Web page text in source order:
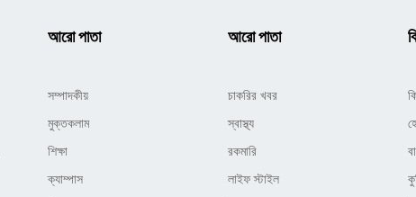
আরো পাতা
সম্পাদকীয়
মুক্তকলাম
শিক্ষা
ক্যাম্পাস
আরো পাতা
চাকরির খবর
স্বাস্থ্য
রকমারি
লাইফ স্টাইল